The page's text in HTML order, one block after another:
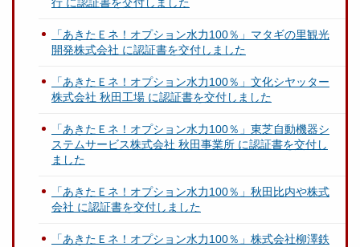
「あきたＥネ！オプション水力100％」マタギの里観光
開発株式会社 に認証書を交付しました
「あきたＥネ！オプション水力100％」文化シヤッター
株式会社 秋田工場 に認証書を交付しました
「あきたＥネ！オプション水力100％」東芝自動機器シ
ステムサービス株式会社 秋田事業所 に認証書を交付し
ました
「あきたＥネ！オプション水力100％」秋田比内や株式
会社 に認証書を交付しました
「あきたＥネ！オプション水力100％」株式会社柳澤鉄